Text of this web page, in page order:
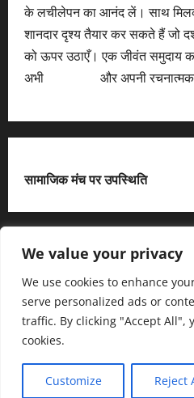
We value your privacy
We use cookies to enhance
serve personalized ads or
traffic. By clicking "Accept All",
cookies.
Customize Reject
के लचीलेपन का आनंद लें। साथ
शानदार दृश्य तैयार कर सकते हैं जो
को ऊपर उठाएँ। एक जीवंत समुदाय
अभी
और अपनी
सामाजिक मंच पर उपस्थिति
X
हमसे जुड़ें
आधिकारिक
Copyright © All rights